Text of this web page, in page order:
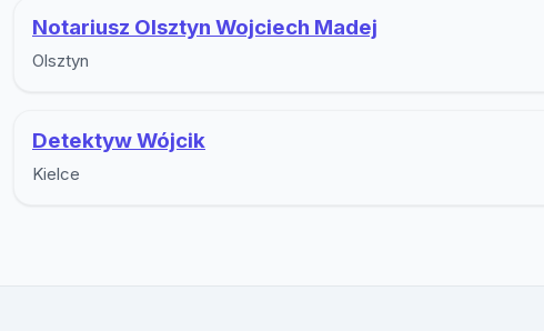
Notariusz Olsztyn Wojciech Madej
Olsztyn
Detektyw Wójcik
Kielce